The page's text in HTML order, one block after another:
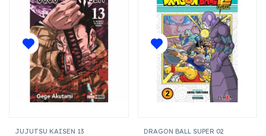
JUJUTSU KAISEN 13 DRAGON BALL SUPER 02